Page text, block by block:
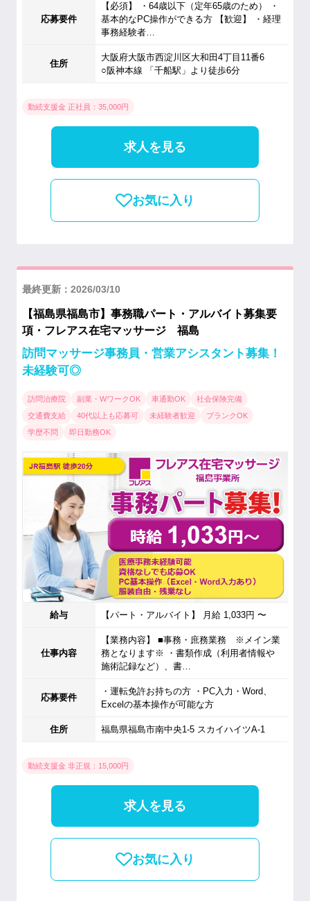
応募要件
【必須】 ・64歳以下（定年65歳のため） ・
基本的なPC操作ができる方 【歓迎】 ・経理
事務経験者…
住所
大阪府大阪市西淀川区大和田4丁目11番6
○阪神本線 「千船駅」より徒歩6分
勤続支援金 正社員：35,000円
求人を見る
お気に入り
最終更新：2026/03/10
【福島県福島市】事務職パート・アルバイト募集要
項・フレアス在宅マッサージ 福島
訪問マッサージ事務員・営業アシスタント募集！
未経験可◎
訪問治療院 副業・WワークOK 車通勤OK
社会保険完備
交通費支給
40代以上も応募可 未経験者歓迎
ブランクOK
学歴不問
即日勤務OK
給与 【パート・アルバイト】 月給 1,033円 〜
仕事内容
【業務内容】 ■事務・庶務業務 ※メイン業
務となります※ ・書類作成（利用者情報や
施術記録など）、書…
応募要件
・運転免許お持ちの方 ・PC入力・Word、
Excelの基本操作が可能な方
住所 福島県福島市南中央1-5 スカイハイツA-1
勤続支援金 非正規：15,000円
求人を見る
お気に入り